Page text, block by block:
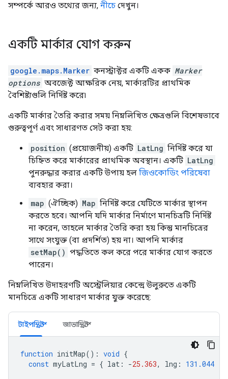
সম্পর্কে আরও তথ্যের জন্য, নীচে দেখুন।
একটি মার্কার যোগ করুন
google.maps.Marker কনস্ট্রাক্টর একটি একক Marker
options অবজেক্ট আক্ষরিক নেয়, মার্কারটির প্রাথমিক
বৈশিষ্ট্যগুলি নির্দিষ্ট করে৷
একটি মার্কার তৈরি করার সময় নিম্নলিখিত ক্ষেত্রগুলি বিশেষভাবে
গুরুত্বপূর্ণ এবং সাধারণত সেট করা হয়:
position (প্রয়োজনীয়) একটি LatLng নির্দিষ্ট করে যা
চিহ্নিত করে মার্কারের প্রাথমিক অবস্থান। একটি LatLng
পুনরুদ্ধার করার একটি উপায় হল জিওকোডিং পরিষেবা
ব্যবহার করা।
map (ঐচ্ছিক) Map নির্দিষ্ট করে যেটিতে মার্কার স্থাপন
করতে হবে। আপনি যদি মার্কার নির্মাণে মানচিত্রটি নির্দিষ্ট
না করেন, তাহলে মার্কার তৈরি করা হয় কিন্তু মানচিত্রের
সাথে সংযুক্ত (বা প্রদর্শিত) হয় না। আপনি মার্কার
setMap() পদ্ধতিতে কল করে পরে মার্কার যোগ করতে
পারেন।
নিম্নলিখিত উদাহরণটি অস্ট্রেলিয়ার কেন্দ্রে উলুরুতে একটি
মানচিত্রে একটি সাধারণ মার্কার যুক্ত করেছে:
টাইপস্ক্রিপ্ট জাভাস্ক্রিপ্ট
function initMap() : void {
const myLatLng = { lat : -25.363, lng : 131.044